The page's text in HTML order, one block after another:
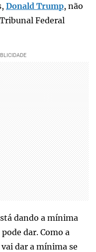
Donald Trump, não
Federal
dando a mínima
dar. Como a
dar a mínima se